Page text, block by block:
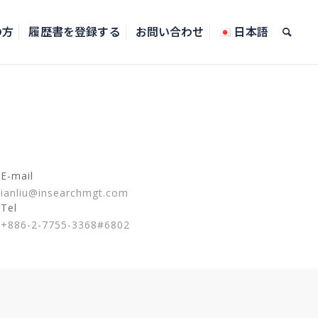
履歴書を登録する お問い合わせ 日本語
E-mail
ianliu@insearchmgt.com
Tel
+886-2-7755-3368#6802